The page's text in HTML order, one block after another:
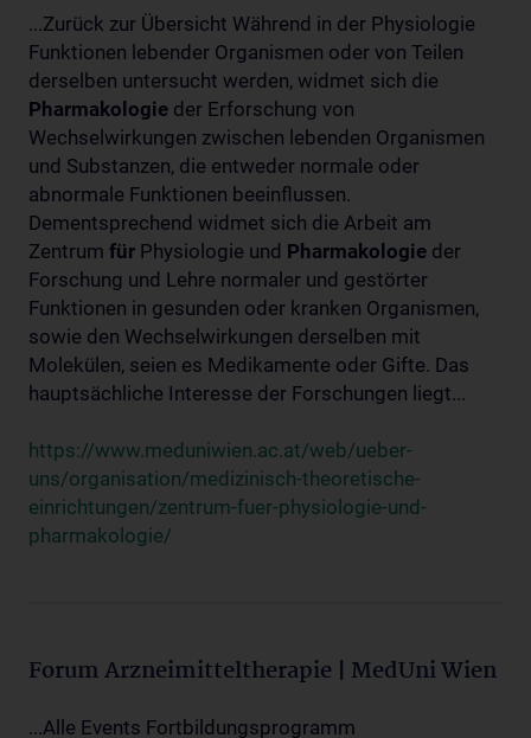
...Zurück zur Übersicht Während in der Physiologie
Funktionen lebender Organismen oder von Teilen
derselben untersucht werden, widmet sich die
Pharmakologie der Erforschung von
Wechselwirkungen zwischen lebenden Organismen
und Substanzen, die entweder normale oder
abnormale Funktionen beeinflussen.
Dementsprechend widmet sich die Arbeit am
Zentrum für Physiologie und Pharmakologie der
Forschung und Lehre normaler und gestörter
Funktionen in gesunden oder kranken Organismen,
sowie den Wechselwirkungen derselben mit
Molekülen, seien es Medikamente oder Gifte. Das
hauptsächliche Interesse der Forschungen liegt...
https://www.meduniwien.ac.at/web/ueber-
uns/organisation/medizinisch-theoretische-
einrichtungen/zentrum-fuer-physiologie-und-
pharmakologie/
Forum Arzneimitteltherapie | MedUni Wien
...Alle Events Fortbildungsprogramm